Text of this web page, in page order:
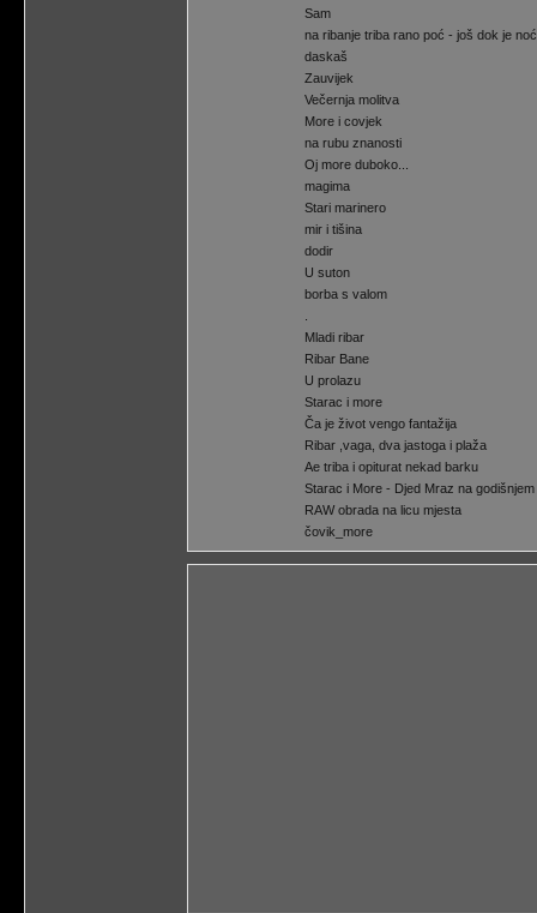
Sam
na ribanje triba rano poć - još dok je noć
daskaš
Zauvijek
Večernja molitva
More i covjek
na rubu znanosti
Oj more duboko...
magima
Stari marinero
mir i tišina
dodir
U suton
borba s valom
Mladi ribar
Ribar Bane
U prolazu
Starac i more
Ča je život vengo fantažija
Ribar ,vaga, dva jastoga i plaža
Ae triba i opiturat nekad barku
Starac i More - Djed Mraz na godišnjem
RAW obrada na licu mjesta
čovik_more